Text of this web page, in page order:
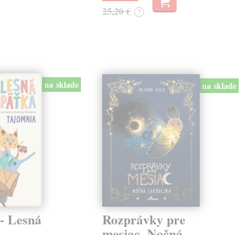
25,20 € ?
na sklade
Lesná
na sklade
Rozprávky pre